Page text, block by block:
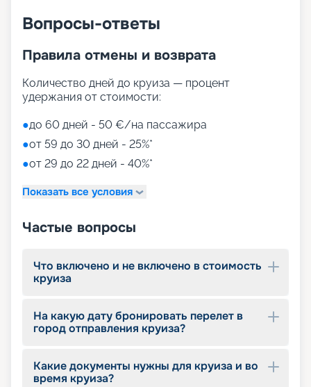
Вопросы-ответы
Правила отмены и возврата
Количество дней до круиза — процент
удержания от стоимости:
●до 60 дней - 50 €/на пассажира
●от 59 до 30 дней - 25%*
●от 29 до 22 дней - 40%*
Показать все условия
Частые вопросы
Что включено и не включено в стоимость
круиза
На какую дату бронировать перелет в
город отправления круиза?
Какие документы нужны для круиза и во
время круиза?